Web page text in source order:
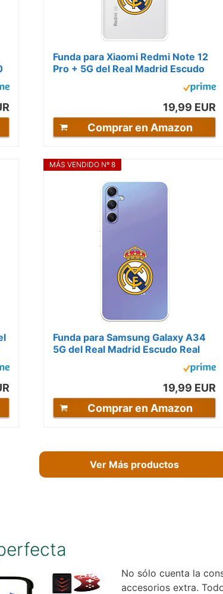
Funda para Xiaomi Redmi Note 12
Pro + 5G del Real Madrid Escudo
Real Madrid tansparente para...
19,99 EUR
Comprar en Amazon
MÁS VENDIDO Nº 8
Funda para Samsung Galaxy A34
5G del Real Madrid Escudo Real
Madrid tansparente para Proteger
19,99 EUR
Comprar en Amazon
Ver Más productos
No sólo cuenta la
accesorios extra.